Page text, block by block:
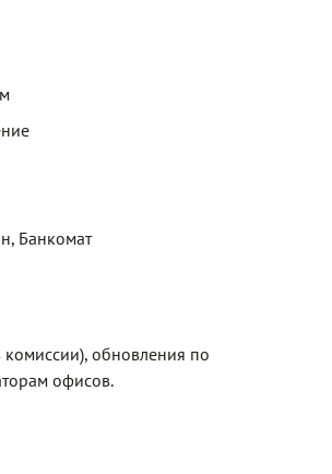
Банкомат
обновления по
офисов.